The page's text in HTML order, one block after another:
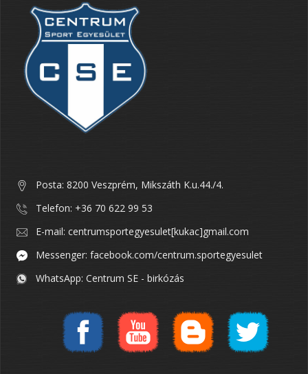
Posta: 8200 Veszprém, Mikszáth K.u.44./4.
Telefon: +36 70 622 99 53
E-mail: centrumsportegyesulet[kukac]gmail.com
Messenger: facebook.com/centrum.sportegyesulet
WhatsApp: Centrum SE - birkózás